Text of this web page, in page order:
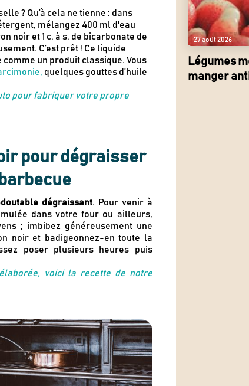
Inscrivez-vous
d’achats de produits éco-responsables
et des décryptages pour mieux consommer
27 août 2026
Légumes
manger
? Qu’à cela ne tienne : dans
mélangez 400 ml d'eau
noir et 1 c. à s. de bicarbonate de
C’est prêt ! Ce liquide
comme un produit classique. Vous
quelques gouttes d’huile
pour fabriquer votre propre
pour dégraisser
dégraissant. Pour venir à
dans votre four ou ailleurs,
; imbibez généreusement une
noir et badigeonnez-en toute la
poser plusieurs heures puis
voici la recette de notre